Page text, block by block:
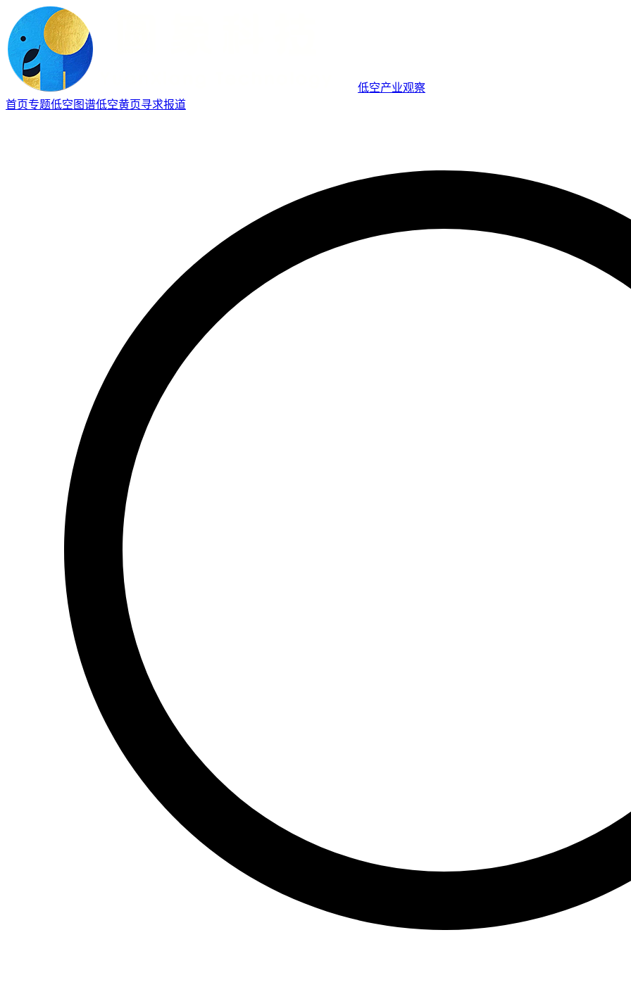
低空产业观察
首页专题低空图谱低空黄页寻求报道